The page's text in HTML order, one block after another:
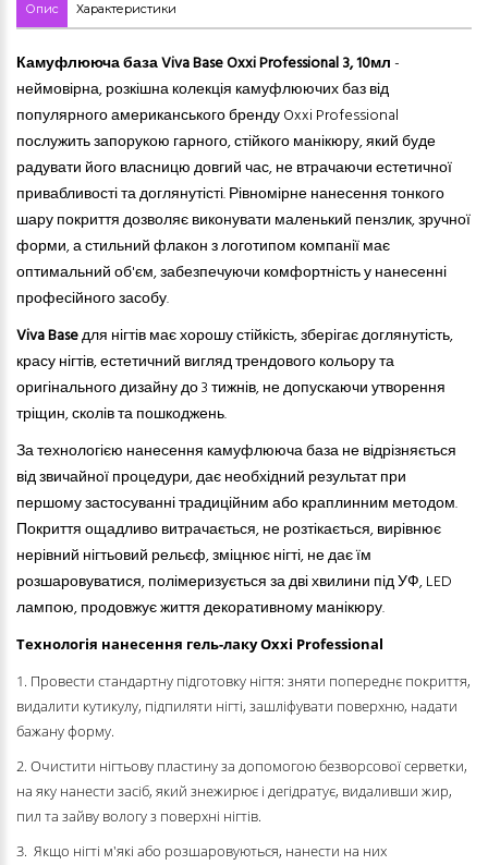
Опис Характеристики
Камуфлююча база Viva Base Oxxi Professional 3,10мл-
неймовірна, розкішна колекція камуфлюючих баз від
популярного американського бренду Oxxi Professional
послужить запорукою гарного, стійкого манікюру, який буде
радувати його власницю довгий час, не втрачаючи естетичної
привабливості та доглянутісті. Рівномірне нанесення тонкого
шару покриття дозволяє виконувати маленький пензлик, зручної
форми, а стильний флакон з логотипом компанії має
оптимальний об'єм, забезпечуючи комфортність у нанесенні
професійного засобу.
Viva Baseдля нігтів має хорошу стійкість, зберігає доглянутість,
красу нігтів, естетичний вигляд трендового кольору та
оригінального дизайну до 3 тижнів, не допускаючи утворення
тріщин, сколів та пошкоджень.
За технологією нанесення камуфлююча база не відрізняється
від звичайної процедури, дає необхідний результат при
першому застосуванні традиційним або краплинним методом.
Покриття ощадливо витрачається, не розтікається, вирівнює
нерівний нігтьовий рельєф, зміцнює нігті, не дає їм
розшаровуватися, полімеризується за дві хвилини під УФ, LED
лампою, продовжує життя декоративному манікюру.
Технологія нанесення гель-лаку Oxxi Professional
1. Провести стандартну підготовку нігтя: зняти попереднє покриття,
видалити кутикулу, підпиляти нігті, зашліфувати поверхню, надати
бажану форму.
2. Очистити нігтьову пластину за допомогою безворсової серветки,
на яку нанести засіб, який знежирює і дегідратує, видаливши жир,
пил та зайву вологу з поверхні нігтів.
3. Якщо нігті м'які або розшаровуються, нанести на них